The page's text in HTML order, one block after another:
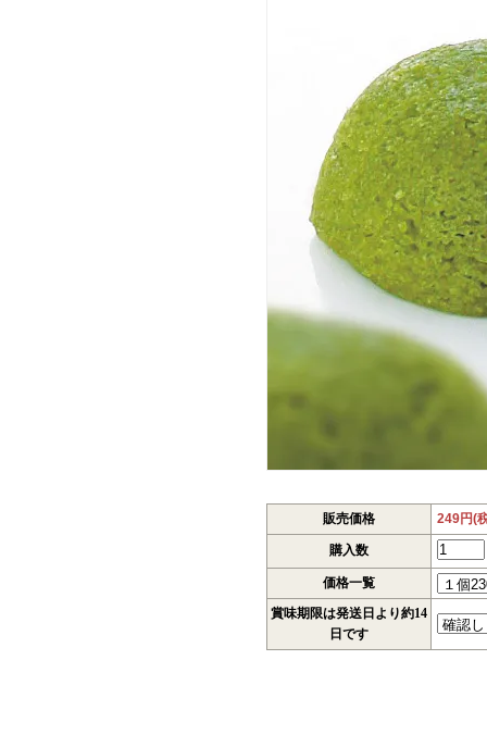
販売価格 249円(
購入数
価格一覧
賞味期限は発送日より約14
日です